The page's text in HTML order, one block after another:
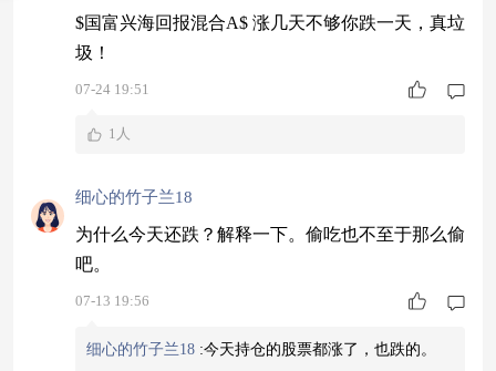
$国富兴海回报混合A$ 涨几天不够你跌一天，真垃
圾！
07-24 19:51
1人
细心的竹子兰18
为什么今天还跌？解释一下。偷吃也不至于那么偷
吧。
07-13 19:56
细心的竹子兰18 :今天持仓的股票都涨了，也跌的。